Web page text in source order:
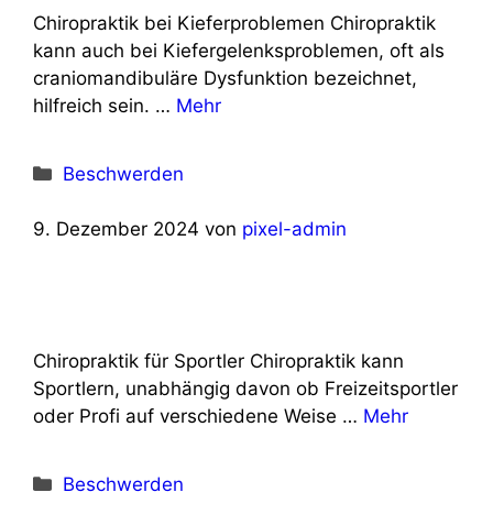
Chiropraktik bei Kieferproblemen Chiropraktik
kann auch bei Kiefergelenksproblemen, oft als
craniomandibuläre Dysfunktion bezeichnet,
hilfreich sein. … Mehr
Kategorien
Beschwerden
9. Dezember 2024 von pixel-admin
Chiropraktik für Sportler Chiropraktik kann
Sportlern, unabhängig davon ob Freizeitsportler
oder Profi auf verschiedene Weise … Mehr
Kategorien
Beschwerden